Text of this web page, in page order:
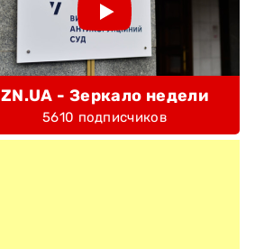
ZN.UA - Зеркало недели
5610 подписчиков